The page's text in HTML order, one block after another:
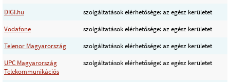
DIGI.hu
szolgáltatások elérhetősége: az egész kerületet
Vodafone
szolgáltatások elérhetősége: az egész kerületet
Telenor Magyarország
szolgáltatások elérhetősége: az egész kerületet
UPC Magyarország
Telekommunikációs
szolgáltatások elérhetősége: az egész kerületet